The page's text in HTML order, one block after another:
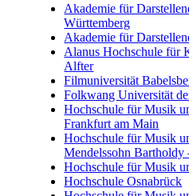
Akademie für
Württemberg
Akademie für
Alanus Hochschule für
Alfter
Filmuniversität
Folkwang Universität
Hochschule für Musik
Frankfurt am Main
Hochschule für Musik
Mendelssohn Bartholdy
Hochschule für Musik
Hochschule Osnabrück